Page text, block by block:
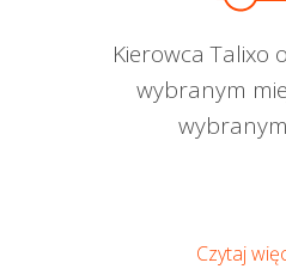
Kierowca Talixo
wybranym
Czytaj